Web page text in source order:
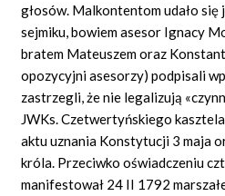
głosów. Malkontentom udało się
sejmiku, bowiem asesor Ignacy
bratem Mateuszem oraz
opozycyjni asesorzy) podpisali
zastrzegli, że nie legalizują
JWKs. Czetwertyńskiego
aktu uznania Konstytucji 3 maja
króla. Przeciwko oświadczeniu
manifestował 24 II 1792